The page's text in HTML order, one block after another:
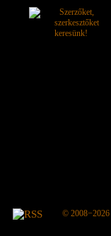
© 2008−2026